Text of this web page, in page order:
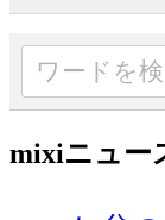
mixiニュー